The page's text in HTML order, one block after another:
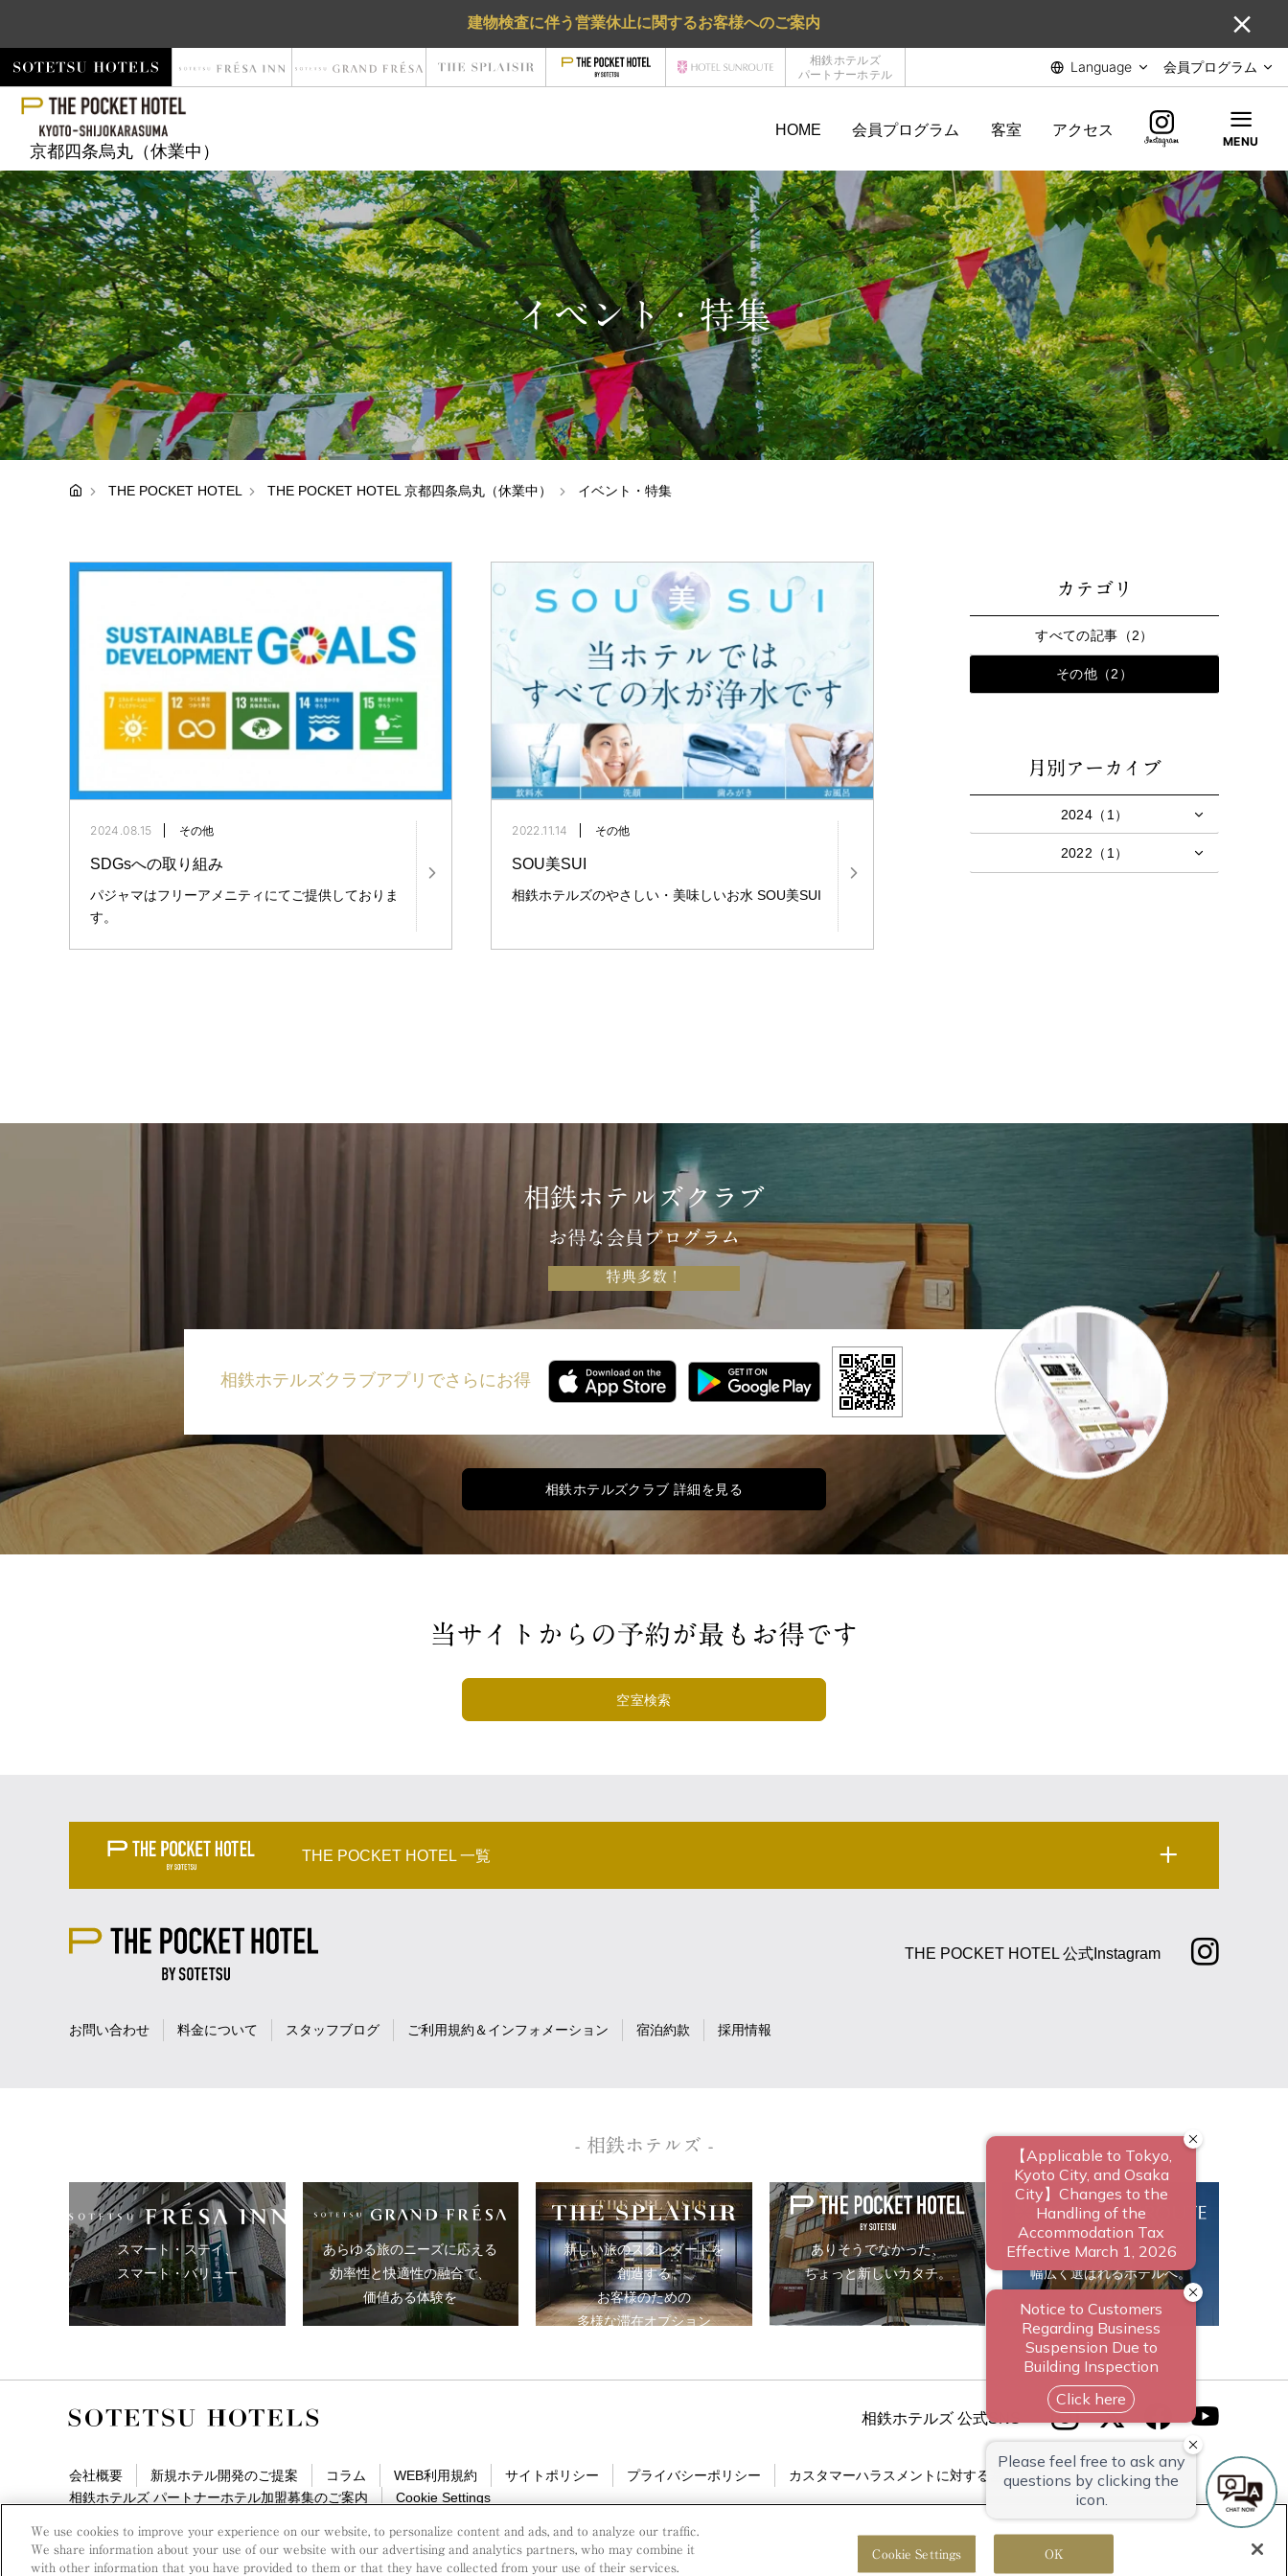
建物検査に伴う営業休止に関するお客様へのご案内
相鉄ホテルズ
パートナーホテル
Language 会員プログラム
京都四条烏丸（休業中）
HOME 会員プログラム 客室 アクセス
MENU
イベント・特集
THE POCKET HOTEL THE POCKET HOTEL 京都四条烏丸（休業中） イベント・特集
2024.08.15 その他
SDGsへの取り組み
パジャマはフリーアメニティにてご提供しておりま
す。
2022.11.14 その他
SOU美SUI
相鉄ホテルズのやさしい・美味しいお水 SOU美SUI
カテゴリ
すべての記事（2）
その他（2）
月別アーカイブ
2024（1）
2022（1）
相鉄ホテルズクラブ
お得な会員プログラム
特典多数！
相鉄ホテルズクラブアプリでさらにお得
相鉄ホテルズクラブ 詳細を見る
当サイトからの予約が最もお得です
空室検索
THE POCKET HOTEL 一覧
THE POCKET HOTEL 公式Instagram
お問い合わせ 料金について スタッフブログ ご利用規約＆インフォメーション 宿泊約款 採用情報
- 相鉄ホテルズ -
スマート・ステイ、
スマート・バリュー
あらゆる旅のニーズに応える
効率性と快適性の融合で、
価値ある体験を
新しい旅のスタンダードを
創造する
お客様のための
多様な滞在オプション
ありそうでなかった、
ちょっと新しいカタチ。
ビジネスからレジャーまで、
幅広く選ばれるホテルへ。
相鉄ホテルズ 公式SNS
会社概要 新規ホテル開発のご提案 コラム WEB利用規約 サイトポリシー プライバシーポリシー カスタマーハラスメントに対する基本方針
サイトマップ
相鉄ホテルズ パートナーホテル加盟募集のご案内
Cookie Settings
We use cookies to improve your experience on our website, to personalize content and ads, and to analyze our traffic.
We share information about your use of our website with our advertising and analytics partners, who may combine it
with other information that you have provided to them or that they have collected from your use of their services.
Cookie Settings OK